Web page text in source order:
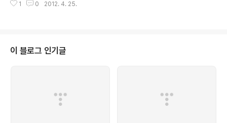
커뮤니티 내부에 이런저런 일이 많이 있었다.Hudson은 2005년 2월7일 1.0
의 문제로 인해 배포 사이트를 다른 곳으로 옮기려는 논의가 Hudson 커뮤니티
내부에서 진행이 시작되었고, 그러..
1 0 2012. 4. 25.
이 블로그 인기글